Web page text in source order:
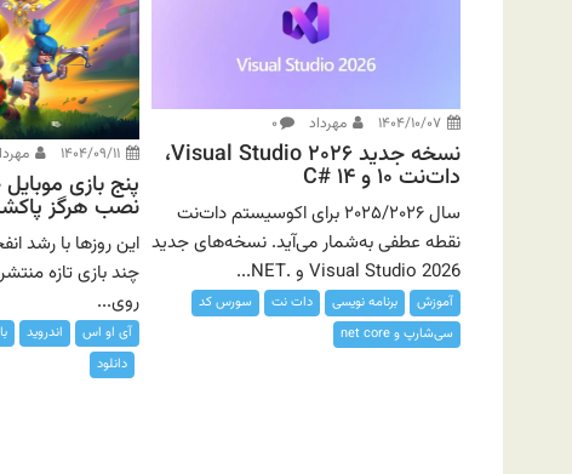
مهرداد ۰
نسخه جدید Visual Studio ۲۰۲۶،
دات‌نت ۱۰ و C# ۱۴
سال ۲۰۲۵/۲۰۲۶ برای اکوسیستم دات‌نت
نقطه عطفی به‌شمار می‌آید. نسخه‌های جدید
Visual Studio 2026 و .NET...
آموزش برنامه نویسی دات نت
سورس کد
سی‌شارپ و net core
۱۴۰۴/۰۹/۱۱
پنج بازی
نصب هرگز
این روزها با رشد
چند بازی تازه
روی...
آی او اس اندروید
دانلود